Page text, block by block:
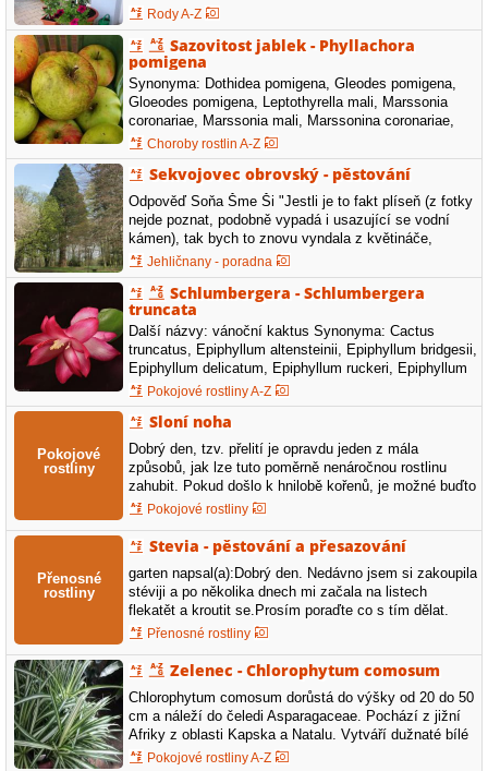
oleandr jako vytrvalý strom nebo keř snad na každém
kroku. Vyžaduje slunné stanoviště a substrát s
přídavkem rašeliny. Oleandr je potřeba každé jaro
přesadit…
Rody A-Z
Sazovitost jablek - Phyllachora
pomigena
Synonyma: Dothidea pomigena, Gleodes pomigena,
Gloeodes pomigena, Leptothyrella mali, Marssonia
coronariae, Marssonia mali, Marssonina coronariae,
Marssonina mali Čeleď: Phyllachoraceae -
puchýřkovité Říše: Fungi - houby Sazovitost jablek je
nepříjemným kosmetickým defektem, který kazí
vzhled ovoce. Za viníka této choroby můžeme
označit…
Choroby rostlin A-Z
Sekvojovec obrovský - pěstování
Odpověď Soňa Šme Ši "Jestli je to fakt plíseň (z fotky
nejde poznat, podobně vypadá i usazující se vodní
kámen), tak bych to znovu vyndala z květináče,
vytřásla co nejvíc hlíny z kořenů, vydezinfikovala
květináče i nářadí, pokud nějaké používáte, na dno
květináče drenáž a na to nový substrát. Omezit
zálivku (klidně…
Jehličnany - poradna
Schlumbergera - Schlumbergera
truncata
Další názvy: vánoční kaktus Synonyma: Cactus
truncatus, Epiphyllum altensteinii, Epiphyllum bridgesii,
Epiphyllum delicatum, Epiphyllum ruckeri, Epiphyllum
ruckerianum, Epiphyllum truncatum, Schlumbergera
bridgesii, Zygocactus bridgesii, Zygocactus delicatus,
Zygocactus truncatusČeleď: Cactaceae - kaktusovité
Barva květů: červená, Kvete…
Pokojové rostliny A-Z
Sloní noha
Dobrý den, tzv. přelití je opravdu jeden z mála
způsobů, jak lze tuto poměrně nenáročnou rostlinu
zahubit. Pokud došlo k hnilobě kořenů, je možné buďto
samozřejmě ihned omezit zálivku a zalévat pouze
stávající zemině kořeny nové. Druhá velmi podobná
varianta je rostlinu…
Pokojové rostliny
Stevia - pěstování a přesazování
garten napsal(a):Dobrý den. Nedávno jsem si zakoupila
stéviji a po několika dnech mi začala na listech
flekatět a kroutit se.Prosím poraďte co s tím dělat.
Nerada bych o rostlinky přišla. BE Dotaz z internetové
je uvedeno i v návodu na pěstování stévie, tak rostliny
Přenosné rostliny
Zelenec - Chlorophytum comosum
Chlorophytum comosum dorůstá do výšky od 20 do 50
cm a náleží do čeledi Asparagaceae. Pochází z jižní
Afriky z oblasti Kapska a Natalu. Vytváří dužnaté bílé
kořeny. Listy jsou obloukovitě ohnuté, zelené a
Pokojové rostliny A-Z